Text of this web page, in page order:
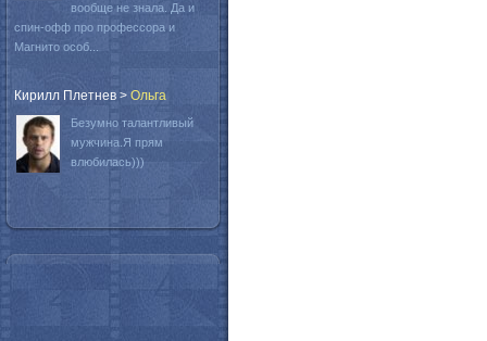
вообще не знала. Да и
спин-офф про профессора и
Магнито особ...
Кирилл Плетнев > Oльга
Безумно талантливый
мужчина.Я прям
влюбилась)))